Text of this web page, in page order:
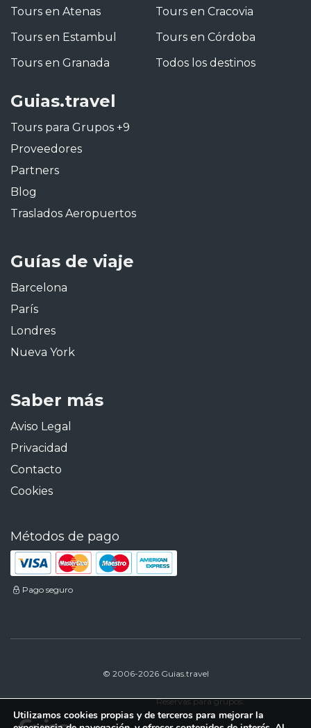
Tours en Atenas
Tours en Estambul
Tours en Granada
Tours en Cracovia
Tours en Córdoba
Todos los destinos
Guias.travel
Tours para Grupos +9
Proveedores
Partners
Blog
Traslados Aeropuertos
Guías de viaje
Barcelona
París
Londres
Nueva York
Saber más
Aviso Legal
Privacidad
Contacto
Cookies
Métodos de pago
Pago seguro
© 2006-2026 Guias.travel
Reservas para grupos:
Utilizamos cookies propias y de terceros para mejorar la